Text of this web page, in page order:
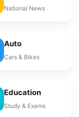
National News
Auto
Cars & Bikes
Education
Study & Exams